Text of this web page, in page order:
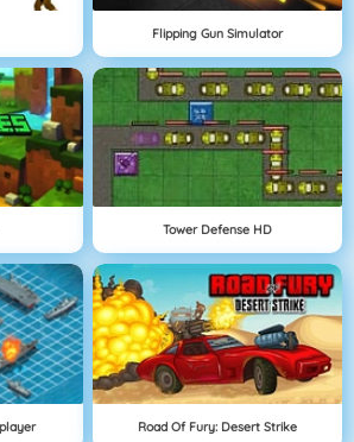
Flipping Gun Simulator
Tower Defense HD
Road Of Fury: Desert Strike